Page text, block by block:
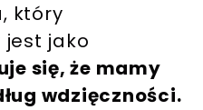
który
jest jako
się, że mamy
wdzięczności.